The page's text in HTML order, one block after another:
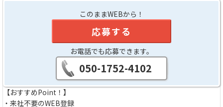
このままWEBから！
応募する
お電話でも応募できます。
050-1752-4102
【おすすめPoint！】
・来社不要のWEB登録